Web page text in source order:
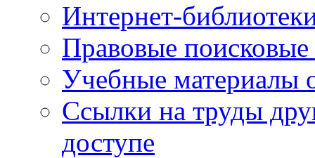
Интернет-
Правовые
Учебные материалы
Ссылки на труды
доступе